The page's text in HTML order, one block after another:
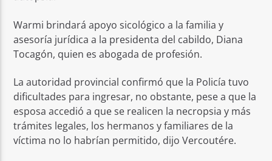
Warmi brindará apoyo sicológico a la familia y
asesoría jurídica a la presidenta del cabildo, Diana
Tocagón, quien es abogada de profesión.
La autoridad provincial confirmó que la Policía tuvo
dificultades para ingresar, no obstante, pese a que la
esposa accedió a que se realicen la necropsia y más
trámites legales, los hermanos y familiares de la
víctima no lo habrían permitido, dijo Vercoutére.